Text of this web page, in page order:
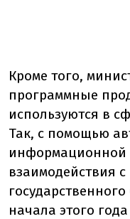
Кроме того,
программные
используются в
Так, с помощью
информационной
взаимодействия
начала этого